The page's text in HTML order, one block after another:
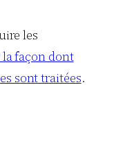
les
façon dont
sont traitées.